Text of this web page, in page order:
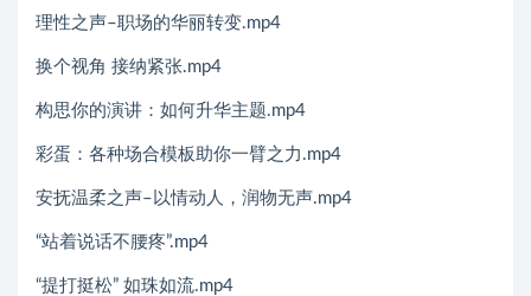
理性之声–职场的华丽转变.mp4
换个视角 接纳紧张.mp4
构思你的演讲：如何升华主题.mp4
彩蛋：各种场合模板助你一臂之力.mp4
安抚温柔之声–以情动人，润物无声.mp4
“站着说话不腰疼”.mp4
“提打挺松” 如珠如流.mp4